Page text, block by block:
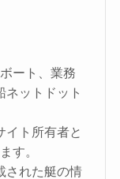
ート、業務
ネットドット
イト所有者と
す。
された艇の情